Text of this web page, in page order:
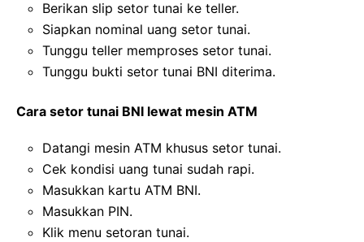
Berikan slip setor tunai ke teller.
Siapkan nominal uang setor tunai.
Tunggu teller memproses setor tunai.
Tunggu bukti setor tunai BNI diterima.
Cara setor tunai BNI lewat mesin ATM
Datangi mesin ATM khusus setor tunai.
Cek kondisi uang tunai sudah rapi.
Masukkan kartu ATM BNI.
Masukkan PIN.
Klik menu setoran tunai.